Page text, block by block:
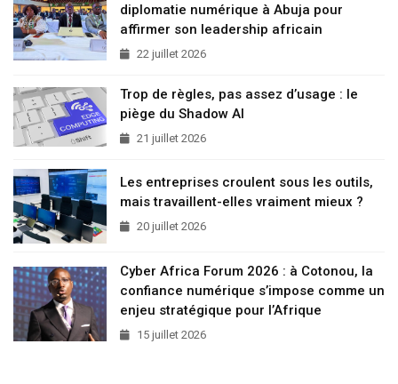
diplomatie numérique à Abuja pour
affirmer son leadership africain
22 juillet 2026
Trop de règles, pas assez d’usage : le
piège du Shadow AI
21 juillet 2026
Les entreprises croulent sous les outils,
mais travaillent-elles vraiment mieux ?
20 juillet 2026
Cyber Africa Forum 2026 : à Cotonou, la
confiance numérique s’impose comme un
enjeu stratégique pour l’Afrique
15 juillet 2026